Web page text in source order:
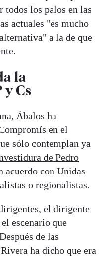
todos los palos en las
actuales "es mucho
a la de que
la
y Cs
Ábalos ha
en el
sólo contemplan ya
de Pedro
acuerdo con Unidas
o regionalistas.
el dirigente
escenario que
de las
ha dicho que era